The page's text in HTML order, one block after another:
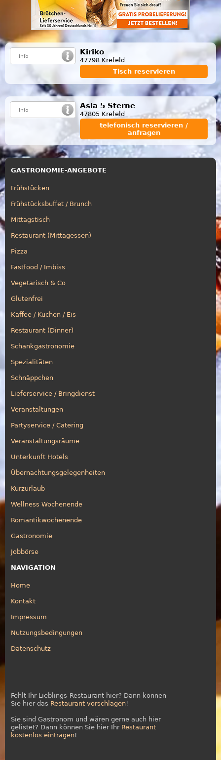
Kiriko
47798 Krefeld
Tisch reservieren
Asia 5 Sterne
47805 Krefeld
telefonisch reservieren /
anfragen
GASTRONOMIE-ANGEBOTE
Frühstücken
Frühstücksbuffet / Brunch
Mittagstisch
Restaurant (Mittagessen)
Pizza
Fastfood / Imbiss
Vegetarisch & Co
Glutenfrei
Kaffee / Kuchen / Eis
Restaurant (Dinner)
Schankgastronomie
Spezialitäten
Schnäppchen
Lieferservice / Bringdienst
Veranstaltungen
Partyservice / Catering
Veranstaltungsräume
Unterkunft Hotels
Übernachtungsgelegenheiten
Kurzurlaub
Wellness Wochenende
Romantikwochenende
Gastronomie
Jobbörse
NAVIGATION
Home
Kontakt
Impressum
Nutzungsbedingungen
Datenschutz
Fehlt Ihr Lieblings-Restaurant hier? Dann können
Sie hier das Restaurant vorschlagen!
Sie sind Gastronom und wären gerne auch hier
gelistet? Dann können Sie hier Ihr Restaurant
kostenlos eintragen!